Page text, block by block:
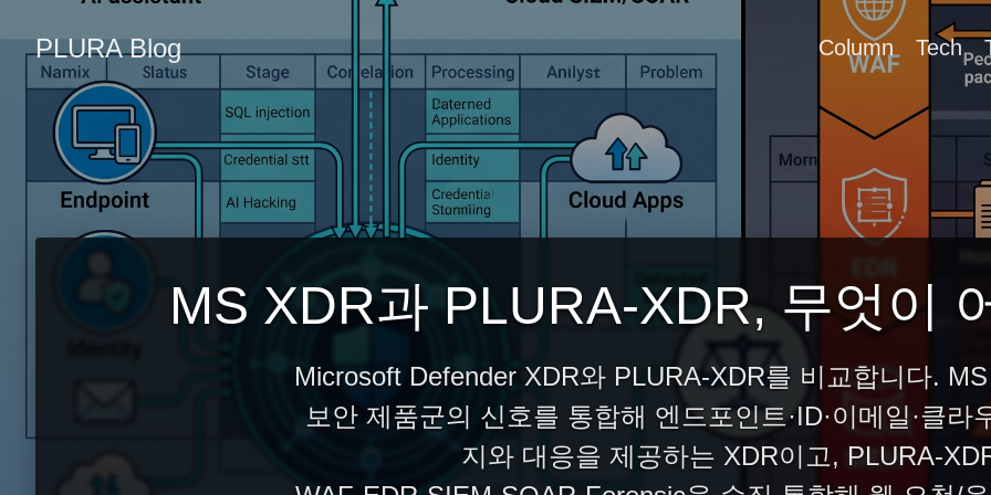
PLURA Blog Column Tech
MS XDR과 PLURA-XDR, 무엇이
Microsoft Defender XDR와 PLURA-XDR를 비교합니다.
보안 제품군의 신호를 통합해 엔드포인트·ID·이메일·클라
지와 대응을 제공하는 XDR이고, PLURA-